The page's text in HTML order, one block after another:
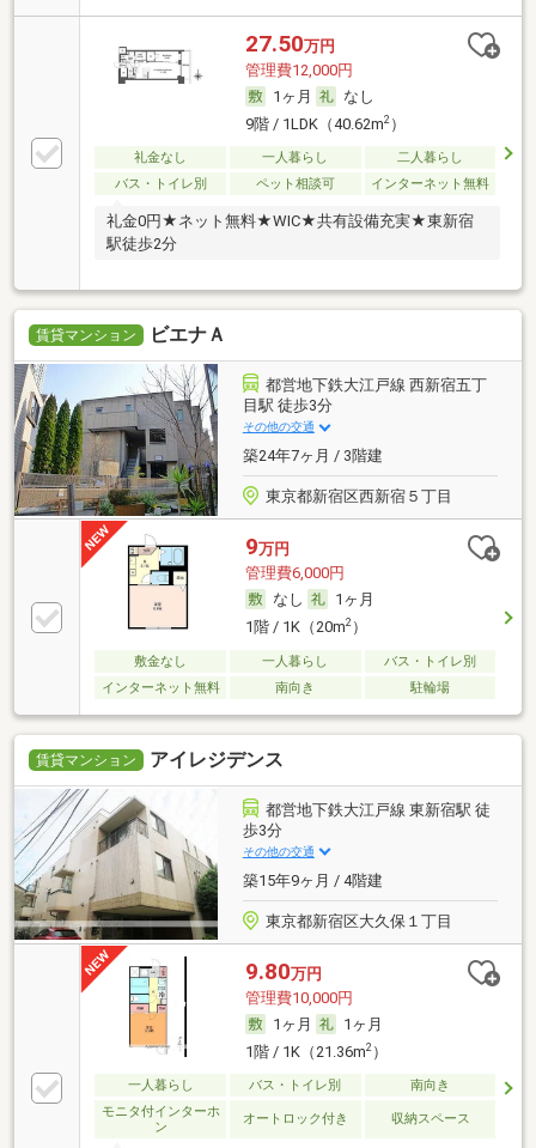
27.50万円
管理費12,000円
1ヶ月
なし
9階 / 1LDK（40.62m2）
礼金なし 一人暮らし
二人暮らし
バス・トイレ別
ペット相談可 インターネット無料
礼金0円★ネット無料★WIC★共有設備充実★東新宿
駅徒歩2分
賃貸マンション ビエナＡ
都営地下鉄大江戸線 西新宿五丁
目駅 徒歩3分
その他の交通
築24年7ヶ月 / 3階建
東京都新宿区西新宿５丁目
9万円
管理費6,000円
なし
1ヶ月
1階 / 1K（20m2）
敷金なし 一人暮らし
バス・トイレ別
インターネット無料
南向き 駐輪場
賃貸マンション アイレジデンス
都営地下鉄大江戸線 東新宿駅 徒
歩3分
その他の交通
築15年9ヶ月 / 4階建
東京都新宿区大久保１丁目
9.80万円
管理費10,000円
1ヶ月
1ヶ月
1階 / 1K（21.36m2）
一人暮らし バス・トイレ別
南向き
モニタ付インターホ
ン
オートロック付き 収納スペース